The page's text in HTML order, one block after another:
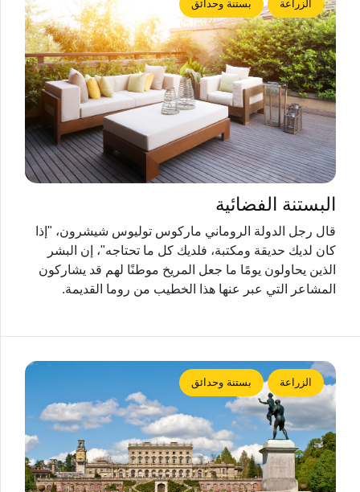
الزراعة بستنة وحدائق
البستنة الفضائية
قال رجل الدولة الروماني ماركوس توليوس شيشرون، "إذا
كان لديك حديقة ومكتبة، فلديك كل ما تحتاجه"، إن البشر
الذين يحاولون يومًا ما جعل المريخ موطنًا لهم قد يشاركون
المشاعر التي عبر عنها هذا الخطيب من روما القديمة.
الزراعة بستنة وحدائق